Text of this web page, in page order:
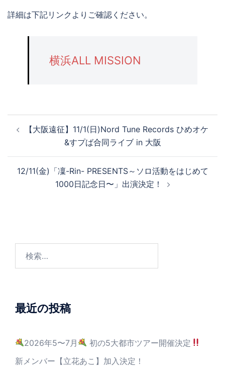
詳細は下記リンクよりご確認ください。
横浜ALL MISSION
【大阪遠征】11/1(日)Nord Tune Records ひめオケ
&すプば合同ライブ in 大阪
12/11(金)「凜-Rin- PRESENTS～ソロ活動をはじめて
1000日記念日〜」出演決定！
最近の投稿
2026年5〜7月
初の5大都市ツアー開催決定
新メンバー【立花あこ】加入決定！